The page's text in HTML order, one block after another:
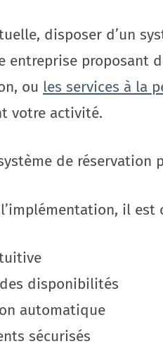
disposer d’un
proposant
ou les services à la
votre activité.
de réservation
il
disponibilités
automatique
sécurisés